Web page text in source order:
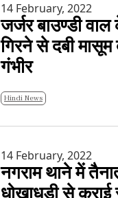
14 February, 2022
जर्जर बाउण्डी
गिरने से दबी मासूम
गंभीर
Hindi News
14 February, 2022
नगराम थाने में